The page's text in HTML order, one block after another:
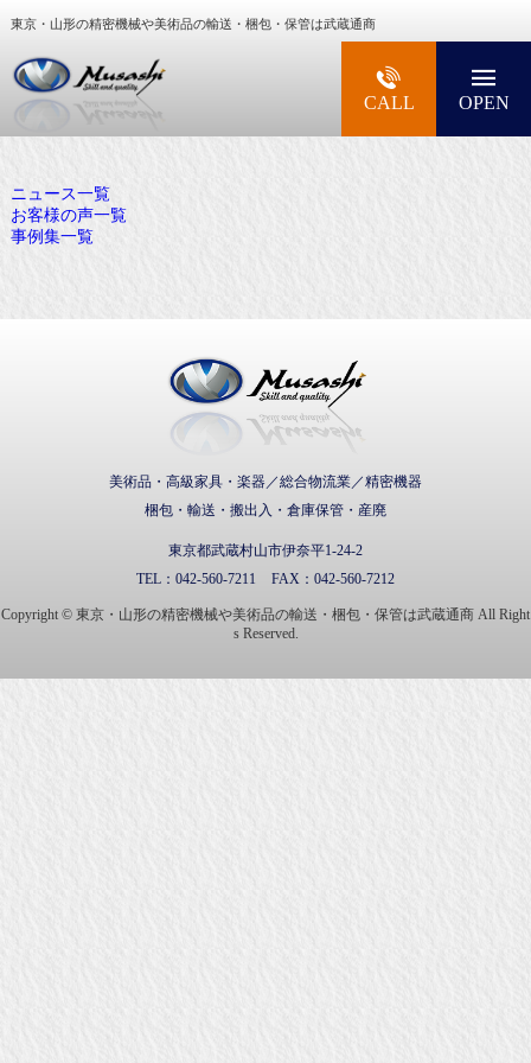
東京・山形の精密機械や美術品の輸送・梱包・保管は武蔵通商
大型精密機械・美術品・高級楽器の梱包・輸送
CALL OPEN
ニュース一覧
お客様の声一覧
事例集一覧
美術品・高級家具・楽器／総合物流業／精密機器
梱包・輸送・搬出入・倉庫保管・産廃
東京都武蔵村山市伊奈平1-24-2
TEL： 042-560-7211 FAX： 042-560-7212
Copyright © 東京・山形の精密機械や美術品の輸送・梱包・保管は武蔵通商 All Right
s Reserved.